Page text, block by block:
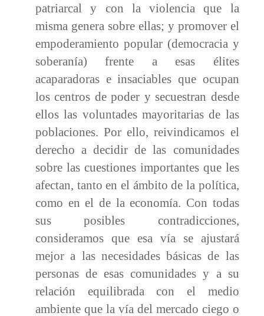
patriarcal y con la violencia que la
misma genera sobre ellas; y promover el
empoderamiento popular (democracia y
soberanía) frente a esas élites
acaparadoras e insaciables que ocupan
los centros de poder y secuestran desde
ellos las voluntades mayoritarias de las
poblaciones. Por ello, reivindicamos el
derecho a decidir de las comunidades
sobre las cuestiones importantes que les
afectan, tanto en el ámbito de la política,
como en el de la economía. Con todas
sus posibles contradicciones,
consideramos que esa vía se ajustará
mejor a las necesidades básicas de las
personas de esas comunidades y a su
relación equilibrada con el medio
ambiente que la vía del mercado ciego o